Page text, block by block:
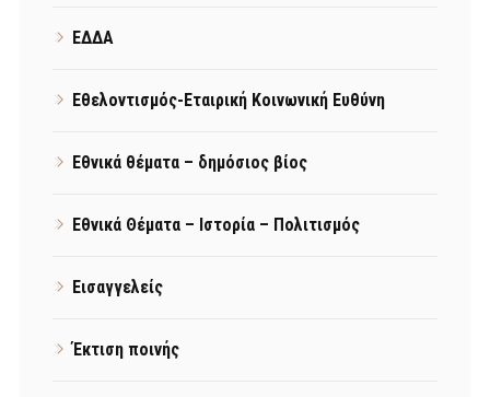
ΕΔΔΑ
Εθελοντισμός-Εταιρική Κοινωνική Ευθύνη
Εθνικά θέματα – δημόσιος βίος
Εθνικά Θέματα – Ιστορία – Πολιτισμός
Εισαγγελείς
Έκτιση ποινής